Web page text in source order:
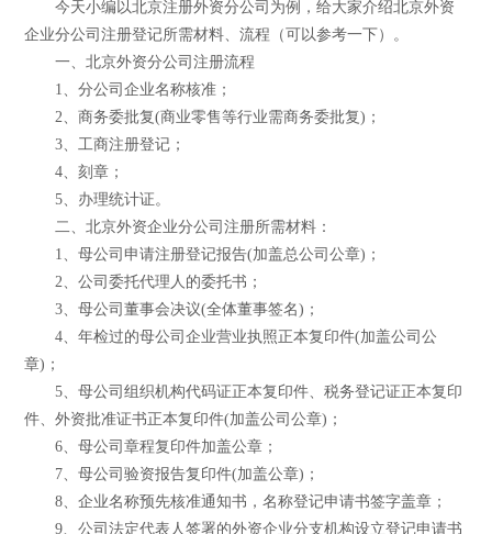
今天小编以北京注册外资分公司为例，给大家介绍北京外资
企业分公司注册登记所需材料、流程（可以参考一下）。
一、北京外资分公司注册流程
1、分公司企业名称核准；
2、商务委批复(商业零售等行业需商务委批复)；
3、工商注册登记；
4、刻章；
5、办理统计证。
二、北京外资企业分公司注册所需材料：
1、母公司申请注册登记报告(加盖总公司公章)；
2、公司委托代理人的委托书；
3、母公司董事会决议(全体董事签名)；
4、年检过的母公司企业营业执照正本复印件(加盖公司公
章)；
5、母公司组织机构代码证正本复印件、税务登记证正本复印
件、外资批准证书正本复印件(加盖公司公章)；
6、母公司章程复印件加盖公章；
7、母公司验资报告复印件(加盖公章)；
8、企业名称预先核准通知书，名称登记申请书签字盖章；
9、公司法定代表人签署的外资企业分支机构设立登记申请书